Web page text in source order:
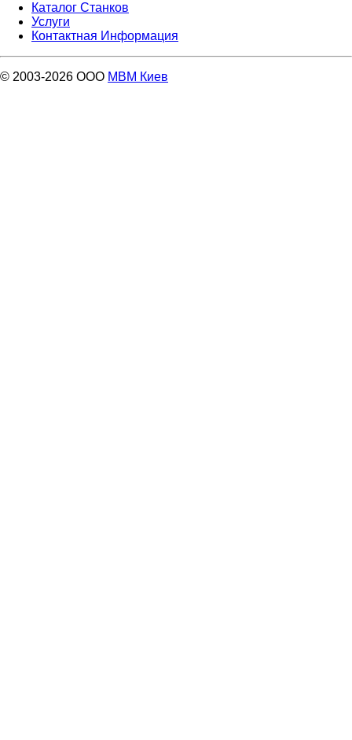
Каталог Станков
Услуги
Контактная Информация
© 2003-2026 ООО МВМ Киев